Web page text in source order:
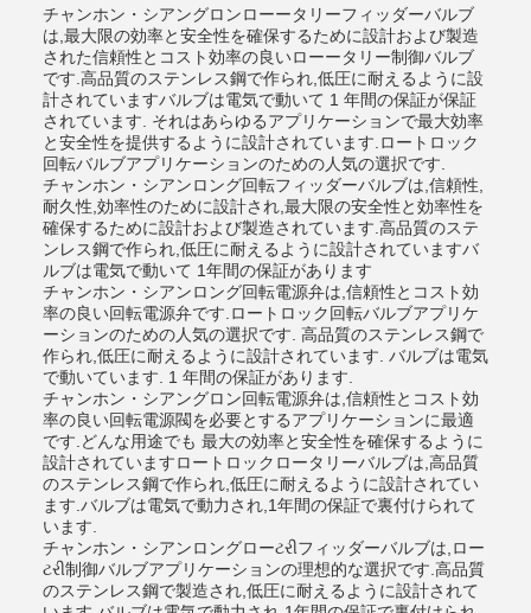
チャンホン・シアングロンローータリーフィッダーバルブ
は,最大限の効率と安全性を確保するために設計および製造
された信頼性とコスト効率の良いローータリー制御バルブ
です.高品質のステンレス鋼で作られ,低圧に耐えるように設
計されていますバルブは電気で動いて 1 年間の保証が保証
されています. それはあらゆるアプリケーションで最大効率
と安全性を提供するように設計されています.ロートロック
回転バルブアプリケーションのための人気の選択です.
チャンホン・シアンロング回転フィッダーバルブは,信頼性,
耐久性,効率性のために設計され,最大限の安全性と効率性を
確保するために設計および製造されています.高品質のステ
ンレス鋼で作られ,低圧に耐えるように設計されていますバ
ルブは電気で動いて 1年間の保証があります
チャンホン・シアンロング回転電源弁は,信頼性とコスト効
率の良い回転電源弁です.ロートロック回転バルブアプリケ
ーションのための人気の選択です. 高品質のステンレス鋼で
作られ,低圧に耐えるように設計されています. バルブは電気
で動いています. 1 年間の保証があります.
チャンホン・シアングロン回転電源弁は,信頼性とコスト効
率の良い回転電源閥を必要とするアプリケーションに最適
です.どんな用途でも 最大の効率と安全性を確保するように
設計されていますロートロックロータリーバルブは,高品質
のステンレス鋼で作られ,低圧に耐えるように設計されてい
ます.バルブは電気で動力され,1年間の保証で裏付けられて
います.
チャンホン・シアンロングローટરીフィッダーバルブは,ロー
ટરી制御バルブアプリケーションの理想的な選択です.高品質
のステンレス鋼で製造され,低圧に耐えるように設計されて